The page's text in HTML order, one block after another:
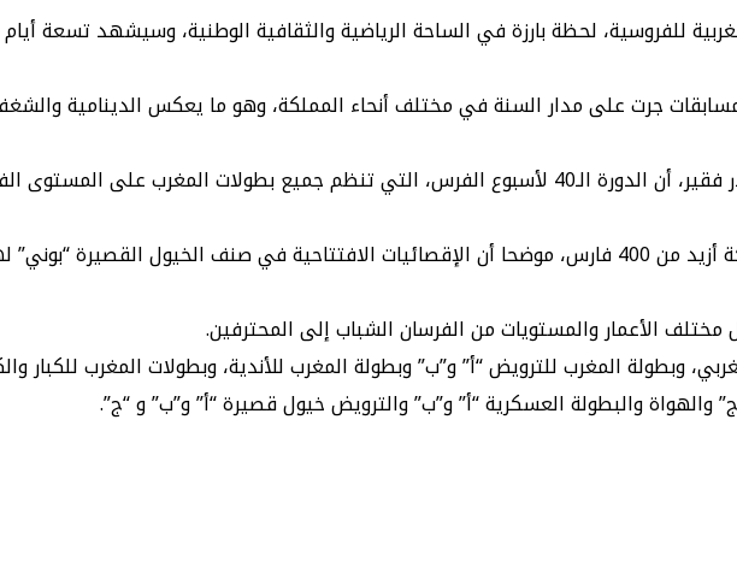
للفروسية، لحظة بارزة في الساحة الرياضية والثقافية الوطنية، وسيشهد تسعة
في دورة 2025، بعد تأهلهم في مسابقات جرت على مدار السنة في مختلف أنحاء المملكة، وهو ما يعكس
وفي هذا الصدد، أكد المدير العام للجامعة الملكية للفروسية، بدر فقير، أن الدورة الـ40 لأسبوع الفرس، التي تنظم
وأشار فقير في تصريح للصحافة، إلى أن هذه السنة تتميز بمشاركة أزيد من 400 فارس، موضحا أن الإقصائيات الافتتاحية في
وبطولة المغرب للترويض “أ” و”ب” وبطولة المغرب للأندية، وبطولات المغرب للكبار